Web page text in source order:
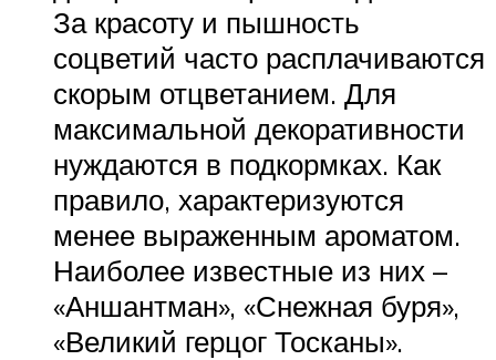
За красоту и пышность
соцветий часто расплачиваются
скорым отцветанием. Для
максимальной декоративности
нуждаются в подкормках. Как
правило, характеризуются
менее выраженным ароматом.
Наиболее известные из них –
«Аншантман», «Снежная буря»,
«Великий герцог Тосканы».